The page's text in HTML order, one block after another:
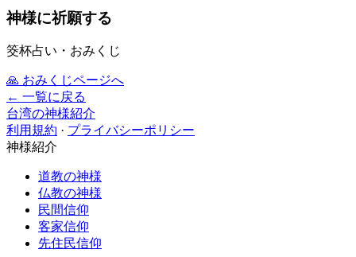
神様に祈願する
筊杯占い・おみくじ
🙏 おみくじページへ
← 一覧に戻る
台湾の神様紹介
利用規約 · プライバシーポリシー
神様紹介
道教の神様
仏教の神様
民間信仰
客家信仰
先住民信仰